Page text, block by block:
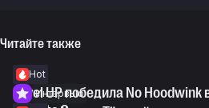
Читайте также
Hot
Level UP победила No Hoodwink
Интервью